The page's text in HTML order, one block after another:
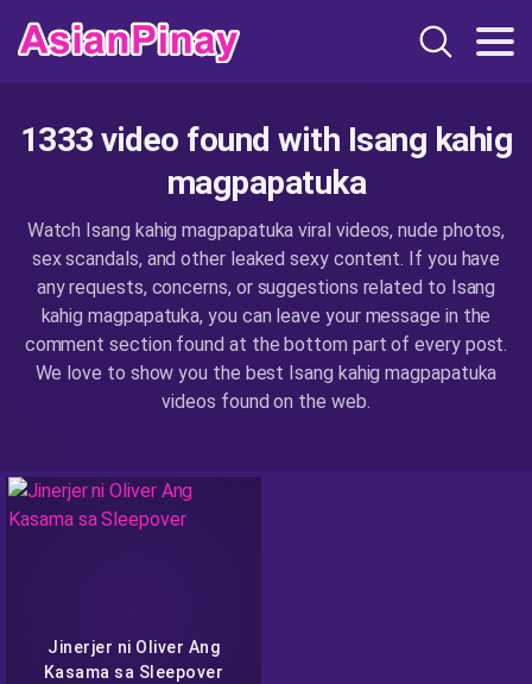
1333 video found with Isang kahig
magpapatuka
Watch Isang kahig magpapatuka viral videos, nude photos,
sex scandals, and other leaked sexy content. If you have
any requests, concerns, or suggestions related to Isang
kahig magpapatuka, you can leave your message in the
comment section found at the bottom part of every post.
We love to show you the best Isang kahig magpapatuka
videos found on the web.
Jinerjer ni Oliver Ang
Kasama sa Sleepover